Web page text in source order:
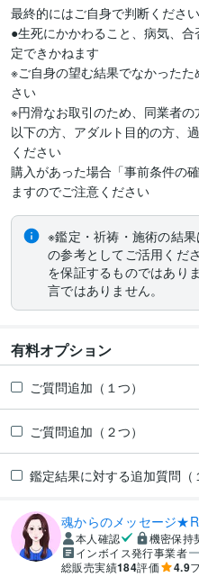
最終的にはご自身で判断ください
●生死にかかわること、病気、
定できかねます
※ご自身の望む結果でなかった
さい
※円滑なお取引のため、同業者
以下の方、アダルト目的の方、
ください
購入があった場合「事前条件の
ますのでご注意ください
※鑑定・祈祷・施術の結
の参考としてご活用くだ
を保証するものではあり
言ではありません。
有料オプション
ご質問追加（１つ）
ご質問追加（２つ）
鑑定結果に対する追加質問（
魂からのメッセージ
本人確認
機密保持
インボイス発行事業者
総販売実績184評価 4.9